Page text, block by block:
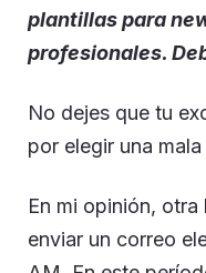
plantillas para
profesionales.
No dejes que tu
por elegir una
En mi opinión,
enviar un correo